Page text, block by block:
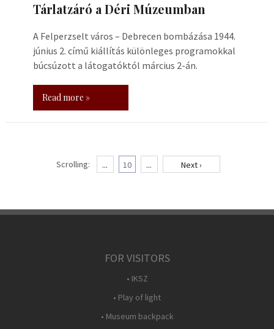
Tárlatzáró a Déri Múzeumban
A Felperzselt város – Debrecen bombázása 1944.
június 2. című kiállítás különleges programokkal
búcsúzott a látogatóktól március 2-án.
Read more »
Scrolling: ... 10 ... Next ›
FOR VISITORS
• IKSZ
• Play of light
• Museum backpack